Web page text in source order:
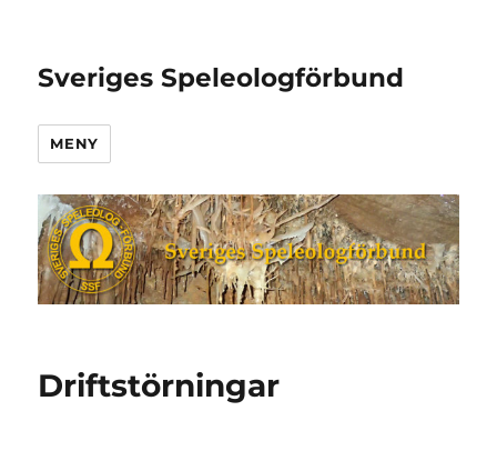
Sveriges Speleologförbund
MENY
Driftstörningar